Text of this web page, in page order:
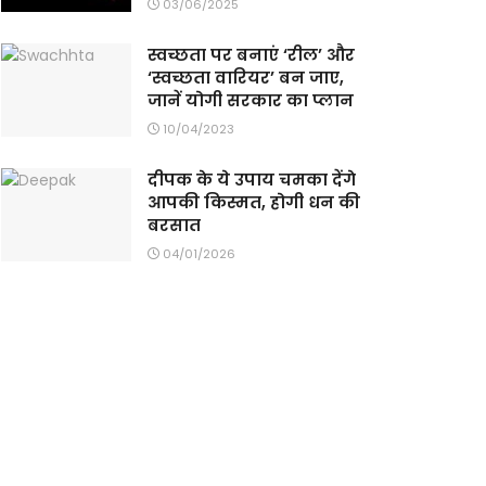
03/06/2025
स्वच्छता पर बनाएं ‘रील’ और
‘स्वच्छता वारियर’ बन जाए,
जानें योगी सरकार का प्लान
10/04/2023
दीपक के ये उपाय चमका देंगे
आपकी किस्मत, होगी धन की
बरसात
04/01/2026